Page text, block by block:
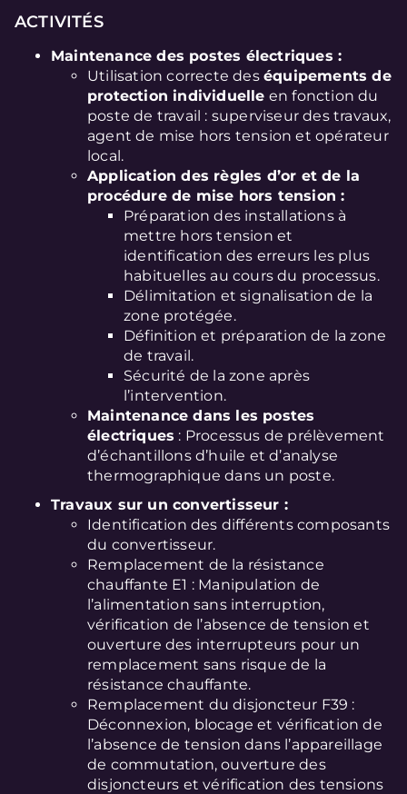
ACTIVITÉS
Maintenance des postes électriques :
Utilisation correcte des équipements de
protection individuelle en fonction du
poste de travail : superviseur des travaux,
agent de mise hors tension et opérateur
local.
Application des règles d’or et de la
procédure de mise hors tension :
Préparation des installations à
mettre hors tension et
identification des erreurs les plus
habituelles au cours du processus.
Délimitation et signalisation de la
zone protégée.
Définition et préparation de la zone
de travail.
Sécurité de la zone après
l’intervention.
Maintenance dans les postes
électriques : Processus de prélèvement
d’échantillons d’huile et d’analyse
thermographique dans un poste.
Travaux sur un convertisseur :
Identification des différents composants
du convertisseur.
Remplacement de la résistance
chauffante E1 : Manipulation de
l’alimentation sans interruption,
vérification de l’absence de tension et
ouverture des interrupteurs pour un
remplacement sans risque de la
résistance chauffante.
Remplacement du disjoncteur F39 :
Déconnexion, blocage et vérification de
l’absence de tension dans l’appareillage
de commutation, ouverture des
disjoncteurs et vérification des tensions